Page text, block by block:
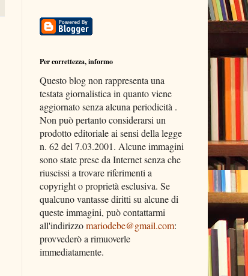
Per correttezza, informo
Questo blog non rappresenta una
testata giornalistica in quanto viene
aggiornato senza alcuna periodicità .
Non può pertanto considerarsi un
prodotto editoriale ai sensi della legge
n. 62 del 7.03.2001. Alcune immagini
sono state prese da Internet senza che
riuscissi a trovare riferimenti a
copyright o proprietà esclusiva. Se
qualcuno vantasse diritti su alcune di
queste immagini, può contattarmi
all'indirizzomariodebe@gmail.com:
provvederò a rimuoverle
immediatamente.